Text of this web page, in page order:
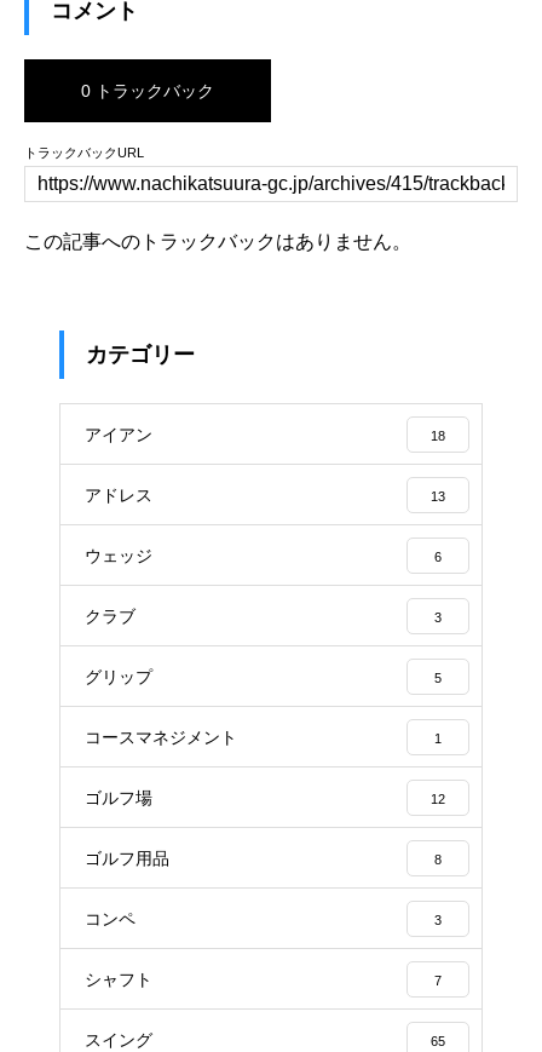
コメント
0 トラックバック
トラックバックURL
この記事へのトラックバックはありません。
カテゴリー
アイアン 18
アドレス 13
ウェッジ 6
クラブ 3
グリップ 5
コースマネジメント 1
ゴルフ場 12
ゴルフ用品 8
コンペ 3
シャフト 7
スイング 65